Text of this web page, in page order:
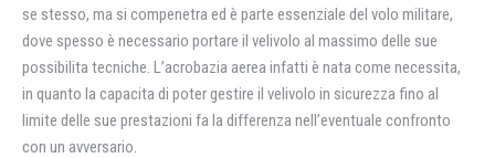
se stesso, ma si compenetra ed è parte essenziale del volo militare,
dove spesso è necessario portare il velivolo al massimo delle sue
possibilitа tecniche. L’acrobazia aerea infatti è nata come necessitа,
in quanto la capacitа di poter gestire il velivolo in sicurezza fino al
limite delle sue prestazioni fa la differenza nell’eventuale confronto
con un avversario.